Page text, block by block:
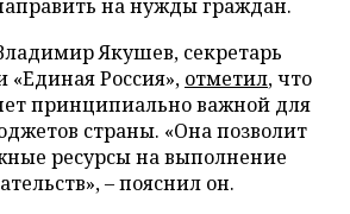
на нужды граждан.
Якушев, секретарь
«Единая Россия», отметил, что
принципиально важной для
страны. «Она позволит
ресурсы на выполнение
– пояснил он.